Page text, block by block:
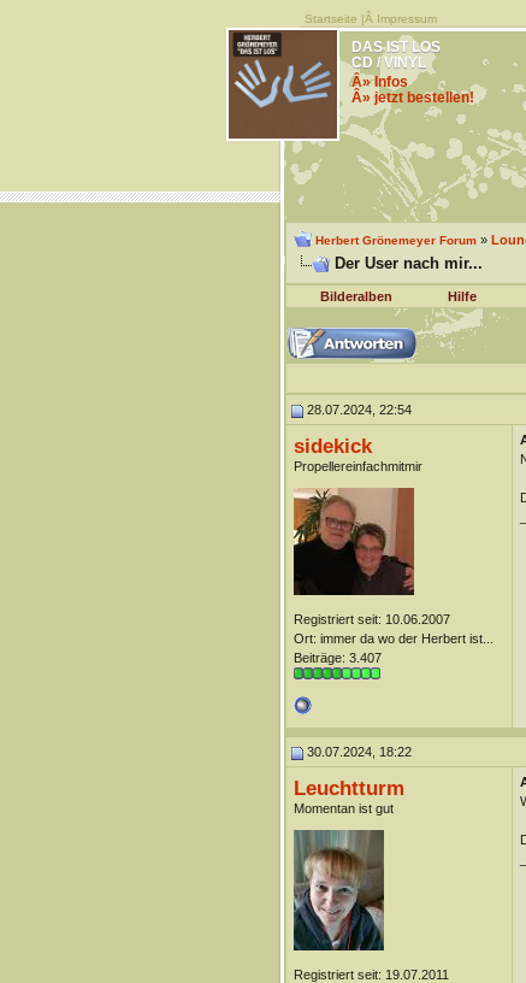
Startseite |Â Impressum
DAS IST LOS
CD / VINYL
Â» Infos
Â» jetzt bestellen!
Herbert Grönemeyer Forum»
Der User nach mir...
Bilderalben Hilfe
28.07.2024, 22:54
sidekick
Propellereinfachmitmir
Registriert seit: 10.06.2007
Ort: immer da wo der Herbert ist...
Beiträge: 3.407
30.07.2024, 18:22
Leuchtturm
Momentan ist gut
Registriert seit: 19.07.2011